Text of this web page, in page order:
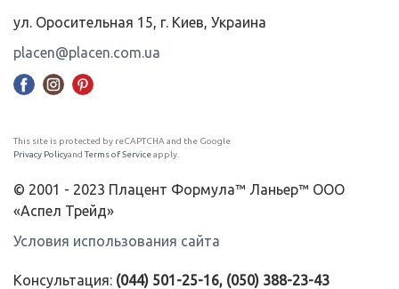
ул. Оросительная 15, г. Киев, Украина
placen@placen.com.ua
This site is protected by reCAPTCHA and the Google
Privacy Policyand Terms of Serviceapply.
© 2001 - 2023 Плацент Формула™ Ланьер™ ООО
«Аспел Трейд»
Условия использования сайта
Консультация: (044) 501-25-16, (050) 388-23-43